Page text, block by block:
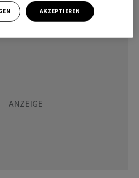
die Umsätze an den Tankstellen
jkr/jha/
AKZEPTIEREN